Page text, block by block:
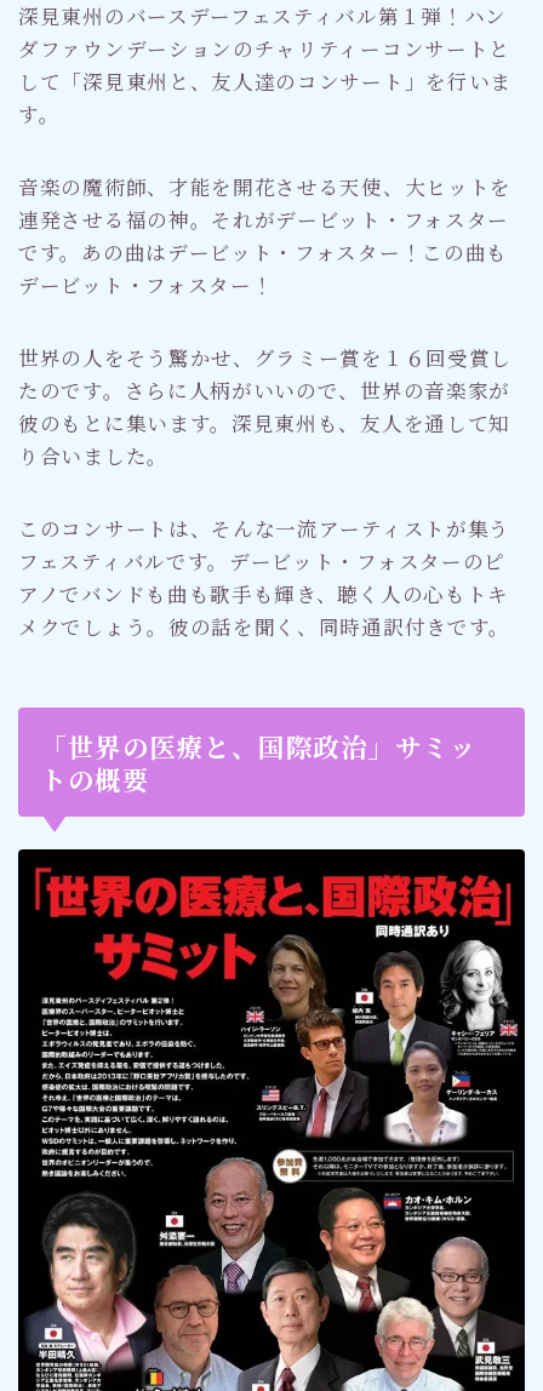
深見東州のバースデーフェスティバル第１弾！ハン
ダファウンデーションのチャリティーコンサートと
して「深見東州と、友人達のコンサート」を行いま
す。
音楽の魔術師、才能を開花させる天使、大ヒットを
連発させる福の神。それがデービット・フォスター
です。あの曲はデービット・フォスター！この曲も
デービット・フォスター！
世界の人をそう驚かせ、グラミー賞を１６回受賞し
たのです。さらに人柄がいいので、世界の音楽家が
彼のもとに集います。深見東州も、友人を通して知
り合いました。
このコンサートは、そんな一流アーティストが集う
フェスティバルです。デービット・フォスターのピ
アノでバンドも曲も歌手も輝き、聴く人の心もトキ
メクでしょう。彼の話を聞く、同時通訳付きです。
「世界の医療と、国際政治」サミッ
トの概要